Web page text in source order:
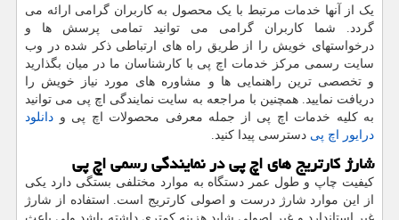
یک از آنها خدمات مرتبط با یک محصول به کاربران گرامی ارائه می
گردد. شما کاربران گرامی می توانید تمامی پرسش ها و
درخواستهای خویش را از طریق راه های ارتباطی ذکر شده در وب
سایت رسمی مرکز خدمات اچ پی با کارشناسان ما در میان بگذارید
و تخصصی ترین راهنمایی ها و مشاوره های مورد نیاز خویش را
دریافت نمایید. همچنین با مراجعه به سایت نمایندگی اچ پی می توانید
به کلیه خدمات اچ پی از جمله معرفی محصولات اچ پی و دانلود
درایور اچ پی دسترسی پیدا کنید.
شارژ کارتریج های اچ پی در نمایندگی رسمی اچ پی
کیفیت چاپ و طول عمر دستگاه به موارد مختلفی بستگی دارد یکی
از این موارد شارژ درست و اصولی کارتریج است. استفاده از شارژ